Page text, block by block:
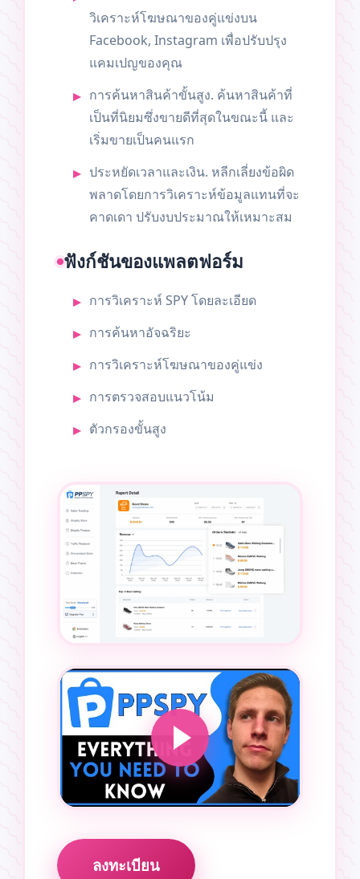
วิเคราะห์โฆษณาของคู่แข่งบน
Facebook, Instagram เพื่อปรับปรุง
แคมเปญของคุณ
การค้นหาสินค้าขั้นสูง. ค้นหาสินค้าที่
เป็นที่นิยมซึ่งขายดีที่สุดในขณะนี้ และ
เริ่มขายเป็นคนแรก
ประหยัดเวลาและเงิน. หลีกเลี่ยงข้อผิด
พลาดโดยการวิเคราะห์ข้อมูลแทนที่จะ
คาดเดา ปรับงบประมาณให้เหมาะสม
ฟังก์ชันของแพลตฟอร์ม
การวิเคราะห์ SPY โดยละเอียด
การค้นหาอัจฉริยะ
การวิเคราะห์โฆษณาของคู่แข่ง
การตรวจสอบแนวโน้ม
ตัวกรองขั้นสูง
ลงทะเบียน